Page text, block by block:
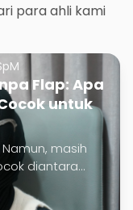
para ahli kami
Flap: Apa
untuk
Namun, masih
diantara
flap?